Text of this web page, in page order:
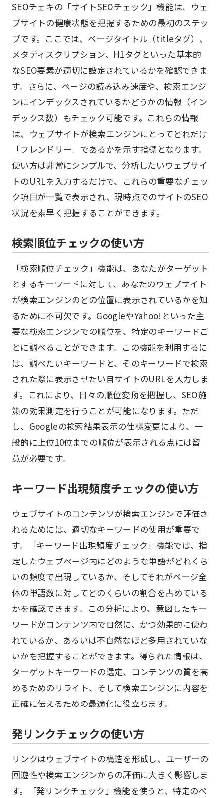
SEOチェキの「サイトSEOチェック」機能は、ウェ
ブサイトの健康状態を把握するための最初のステッ
プです。ここでは、ページタイトル（titleタグ）、
メタディスクリプション、H1タグといった基本的
なSEO要素が適切に設定されているかを確認できま
す。さらに、ページの読み込み速度や、検索エンジ
ンにインデックスされているかどうかの情報（イン
デックス数）もチェック可能です。これらの情報
は、ウェブサイトが検索エンジンにとってどれだけ
「フレンドリー」であるかを示す指標となります。
使い方は非常にシンプルで、分析したいウェブサイ
トのURLを入力するだけで、これらの重要なチェッ
ク項目が一覧で表示され、現時点でのサイトのSEO
状況を素早く把握することができます。
検索順位チェックの使い方
「検索順位チェック」機能は、あなたがターゲット
とするキーワードに対して、あなたのウェブサイト
が検索エンジンのどの位置に表示されているかを知
るために不可欠です。GoogleやYahoo!といった主
要な検索エンジンでの順位を、特定のキーワードご
とに調べることができます。この機能を利用するに
は、調べたいキーワードと、そのキーワードで検索
された際に表示させたい自サイトのURLを入力しま
す。これにより、日々の順位変動を把握し、SEO施
策の効果測定を行うことが可能になります。ただ
し、Googleの検索結果表示の仕様変更により、一
般的に上位10位までの順位が表示される点には留
意が必要です。
キーワード出現頻度チェックの使い方
ウェブサイトのコンテンツが検索エンジンで評価さ
れるためには、適切なキーワードの使用が重要で
す。「キーワード出現頻度チェック」機能では、指
定したウェブページ内にどのような単語がどれくら
いの頻度で出現しているか、そしてそれがページ全
体の単語数に対してどのくらいの割合を占めている
かを確認できます。この分析により、意図したキー
ワードがコンテンツ内で自然に、かつ効果的に使わ
れているか、あるいは不自然なほど多用されていな
いかを把握することができます。得られた情報は、
ターゲットキーワードの選定、コンテンツの質を高
めるためのリライト、そして検索エンジンに内容を
正確に伝えるための最適化に役立ちます。
発リンクチェックの使い方
リンクはウェブサイトの構造を形成し、ユーザーの
回遊性や検索エンジンからの評価に大きく影響しま
す。「発リンクチェック」機能を使うと、特定のペ